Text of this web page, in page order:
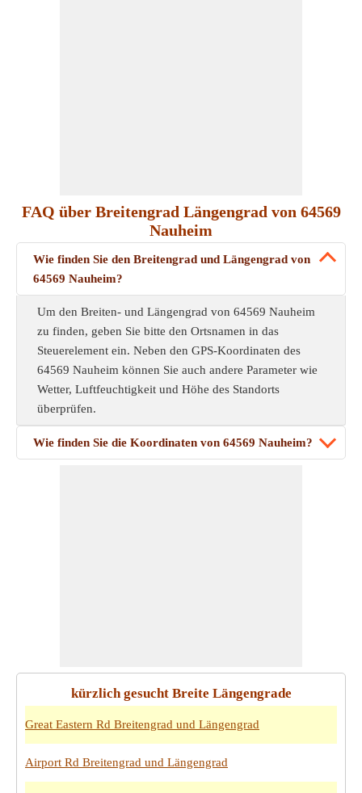
FAQ über Breitengrad Längengrad von 64569
Nauheim
Wie finden Sie den Breitengrad und Längengrad von
64569 Nauheim?
Um den Breiten- und Längengrad von 64569 Nauheim
zu finden, geben Sie bitte den Ortsnamen in das
Steuerelement ein. Neben den GPS-Koordinaten des
64569 Nauheim können Sie auch andere Parameter wie
Wetter, Luftfeuchtigkeit und Höhe des Standorts
überprüfen.
Wie finden Sie die Koordinaten von 64569 Nauheim?
kürzlich gesucht Breite Längengrade
Great Eastern Rd Breitengrad und Längengrad
Airport Rd Breitengrad und Längengrad